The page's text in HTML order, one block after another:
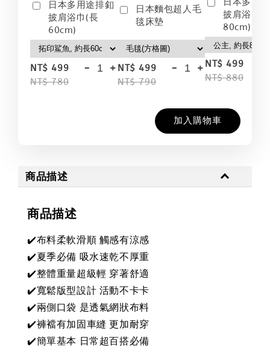
日本多用途排釦
披肩浴巾(長
60cm)
NT$ 499
NT$ 780
- +
日本麵包超人毛
毯床墊
NT$ 499
NT$ 790
- +
披肩浴巾(
80cm)
NT$ 499
NT$ 880
加入購物車
商品描述
商品描述
✔️布料柔軟滑順 觸感有涼感
✔️夏季必備 吸水速乾不厚重
✔️整體重量超級輕 穿著舒適
✔️寬鬆版型設計 活動不卡卡
✔️兩側口袋 是透氣網狀布料
✔️褲襠有加固車縫 更加耐穿
✔️簡單基本 日常超百搭必備